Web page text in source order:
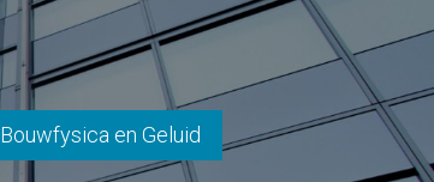
Bouwfysica en Geluid